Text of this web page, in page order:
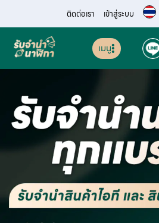
ติดต่อเรา เข้าสู่ระบบ
เมนู